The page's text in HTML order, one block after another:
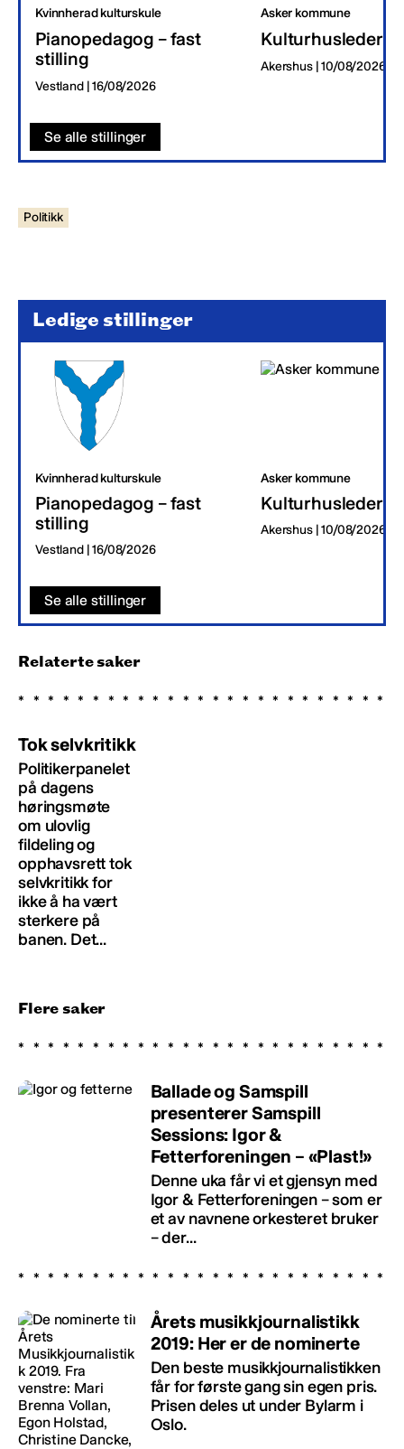
Kvinnherad kulturskule
Pianopedagog – fast
stilling
Vestland | 16/08/2026
Asker kommune
Kulturhusleder
Akershus | 10/08/2026
Se alle stillinger
Politikk
Ledige stillinger
Kvinnherad kulturskule
Pianopedagog – fast
stilling
Vestland | 16/08/2026
Asker kommune
Kulturhusleder
Akershus | 10/08/2026
Se alle stillinger
Relaterte saker
Tok selvkritikk
Politikerpanelet
på dagens
høringsmøte
om ulovlig
fildeling og
opphavsrett tok
selvkritikk for
ikke å ha vært
sterkere på
banen. Det...
Flere saker
Ballade og Samspill
presenterer Samspill
Sessions: Igor &
Fetterforeningen – «Plast!»
Denne uka får vi et gjensyn med
Igor & Fetterforeningen – som er
et av navnene orkesteret bruker
– der...
Årets musikkjournalistikk
2019: Her er de nominerte
Den beste musikkjournalistikken
får for første gang sin egen pris.
Prisen deles ut under Bylarm i
Oslo.